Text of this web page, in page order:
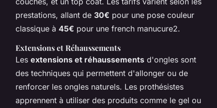
prestations, allant de 30€ pour une pose couleur
classique à 45€ pour une french manucure2.
Extensions et Réhaussements
Les extensions et réhaussements d'ongles sont
des techniques qui permettent d'allonger ou de
renforcer les ongles naturels. Les prothésistes
apprennent à utiliser des produits comme le gel ou